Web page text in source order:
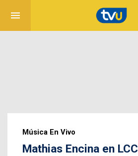
menu
Música En Vivo
Mathias Encina en LCC